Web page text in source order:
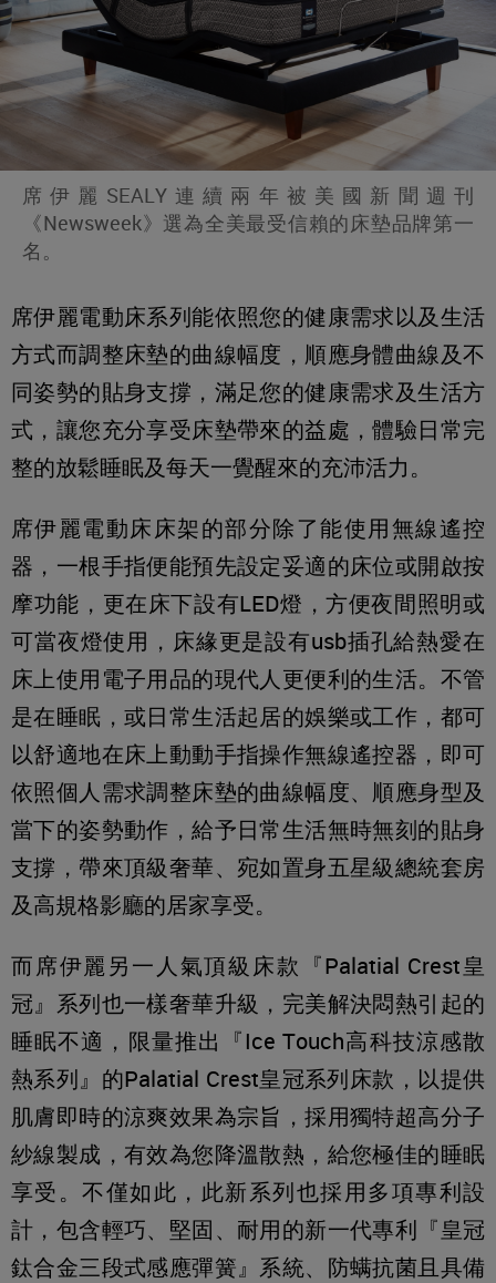
席伊麗SEALY連續兩年被美國新聞週刊
《Newsweek》選為全美最受信賴的床墊品牌第一
名。
席伊麗電動床系列能依照您的健康需求以及生活
方式而調整床墊的曲線幅度，順應身體曲線及不
同姿勢的貼身支撐，滿足您的健康需求及生活方
式，讓您充分享受床墊帶來的益處，體驗日常完
整的放鬆睡眠及每天一覺醒來的充沛活力。
席伊麗電動床床架的部分除了能使用無線遙控
器，一根手指便能預先設定妥適的床位或開啟按
摩功能，更在床下設有LED燈，方便夜間照明或
可當夜燈使用，床緣更是設有usb插孔給熱愛在
床上使用電子用品的現代人更便利的生活。不管
是在睡眠，或日常生活起居的娛樂或工作，都可
以舒適地在床上動動手指操作無線遙控器，即可
依照個人需求調整床墊的曲線幅度、順應身型及
當下的姿勢動作，給予日常生活無時無刻的貼身
支撐，帶來頂級奢華、宛如置身五星級總統套房
及高規格影廳的居家享受。
而席伊麗另一人氣頂級床款『Palatial Crest皇
冠』系列也一樣奢華升級，完美解決悶熱引起的
睡眠不適，限量推出『Ice Touch高科技涼感散
熱系列』的Palatial Crest皇冠系列床款，以提供
肌膚即時的涼爽效果為宗旨，採用獨特超高分子
紗線製成，有效為您降溫散熱，給您極佳的睡眠
享受。不僅如此，此新系列也採用多項專利設
計，包含輕巧、堅固、耐用的新一代專利『皇冠
鈦合金三段式感應彈簧』系統、防螨抗菌且具備